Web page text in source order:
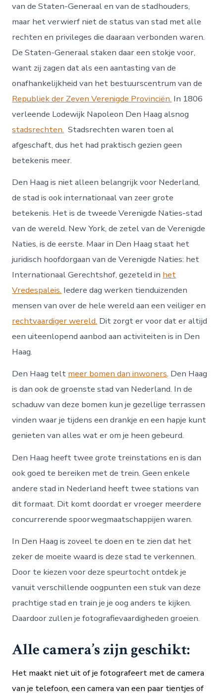
van de Staten-Generaal en van de stadhouders,
maar het verwierf niet de status van stad met alle
rechten en privileges die daaraan verbonden waren.
De Staten-Generaal staken daar een stokje voor,
want zij zagen dat als een aantasting van de
onafhankelijkheid van het bestuurscentrum van de
Republiek der Zeven Verenigde Provinciën. In 1806
verleende Lodewijk Napoleon Den Haag alsnog
stadsrechten. Stadsrechten waren toen al
afgeschaft, dus het had praktisch gezien geen
betekenis meer.
Den Haag is niet alleen belangrijk voor Nederland,
de stad is ook internationaal van zeer grote
betekenis. Het is de tweede Verenigde Naties-stad
van de wereld. New York, de zetel van de Verenigde
Naties, is de eerste. Maar in Den Haag staat het
juridisch hoofdorgaan van de Verenigde Naties: het
Internationaal Gerechtshof, gezeteld in het
Vredespaleis. Iedere dag werken tienduizenden
mensen van over de hele wereld aan een veiliger en
rechtvaardiger wereld. Dit zorgt er voor dat er altijd
een uiteenlopend aanbod aan activiteiten is in Den
Haag.
Den Haag telt meer bomen dan inwoners. Den Haag
is dan ook de groenste stad van Nederland. In de
schaduw van deze bomen kun je gezellige terrassen
vinden waar je tijdens een drankje en een hapje kunt
genieten van alles wat er om je heen gebeurd.
Den Haag heeft twee grote treinstations en is dan
ook goed te bereiken met de trein. Geen enkele
andere stad in Nederland heeft twee stations van
dit formaat. Dit komt doordat er vroeger meerdere
concurrerende spoorwegmaatschappijen waren.
In Den Haag is zoveel te doen en te zien dat het
zeker de moeite waard is deze stad te verkennen.
Door te kiezen voor deze speurtocht ontdek je
vanuit verschillende oogpunten een stuk van deze
prachtige stad en train je je oog anders te kijken.
Daardoor zullen je fotografievaardigheden groeien.
Alle camera’s zijn geschikt:
Het maakt niet uit of je fotografeert met de camera
van je telefoon, een camera van een paar tientjes of